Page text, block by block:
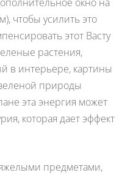
чтобы усилить это
этот Васту
растения,
в интерьере, картины
природы
эта энергия может
которая дает эффект
предметами,